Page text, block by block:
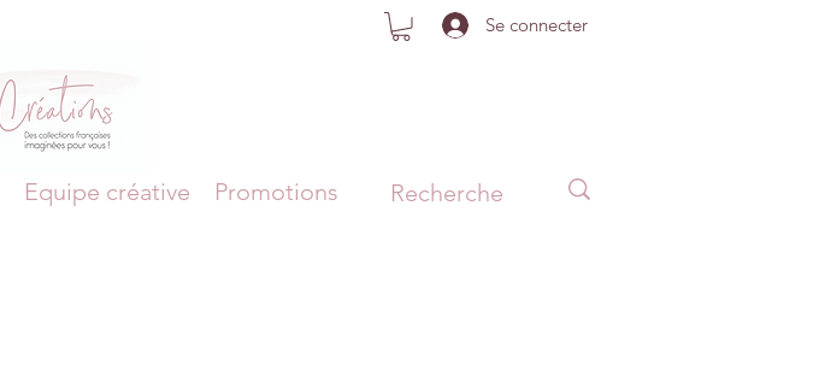
Se connecter
Equipe créative Promotions